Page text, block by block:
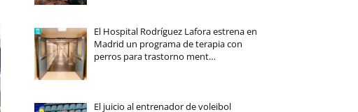
El Hospital Rodríguez Lafora estrena en
Madrid un programa de terapia con
perros para trastorno ment…
El juicio al entrenador de voleibol